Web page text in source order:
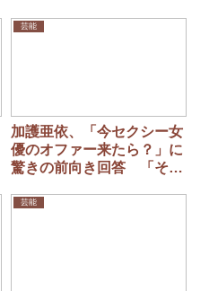
芸能
加護亜依、「今セクシー女
優のオファー来たら？」に
驚きの前向き回答 「それ
んだったらNo.1になろうみ
芸能